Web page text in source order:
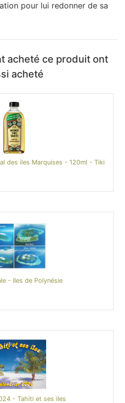
pour lui redonner de sa
acheté ce produit ont
acheté
des iles Marquises - 120ml - Tiki
- Iles de Polynésie
- Tahiti et ses iles